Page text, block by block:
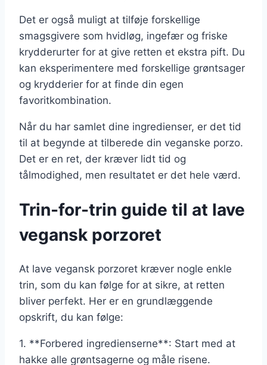
Det er også muligt at tilføje forskellige
smagsgivere som hvidløg, ingefær og friske
krydderurter for at give retten et ekstra pift. Du
kan eksperimentere med forskellige grøntsager
og krydderier for at finde din egen
favoritkombination.
Når du har samlet dine ingredienser, er det tid
til at begynde at tilberede din veganske porzo.
Det er en ret, der kræver lidt tid og
tålmodighed, men resultatet er det hele værd.
Trin-for-trin guide til at lave
vegansk porzoret
At lave vegansk porzoret kræver nogle enkle
trin, som du kan følge for at sikre, at retten
bliver perfekt. Her er en grundlæggende
opskrift, du kan følge:
1. **Forbered ingredienserne**: Start med at
hakke alle grøntsagerne og måle risene.